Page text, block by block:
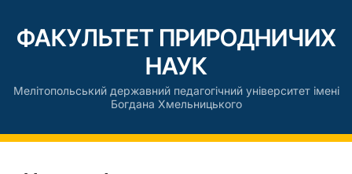
ФАКУЛЬТЕТ ПРИРОДНИЧИХ
НАУК
Мелітопольський державний педагогічний університет імені
Богдана Хмельницького